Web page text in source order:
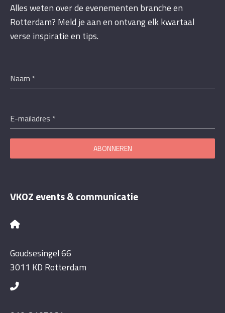
Alles weten over de evenementen branche en
Rotterdam? Meld je aan en ontvang elk kwartaal
verse inspiratie en tips.
Naam *
E-mailadres *
ABONNEREN
VKOZ events & communicatie
Goudsesingel 66
3011 KD Rotterdam